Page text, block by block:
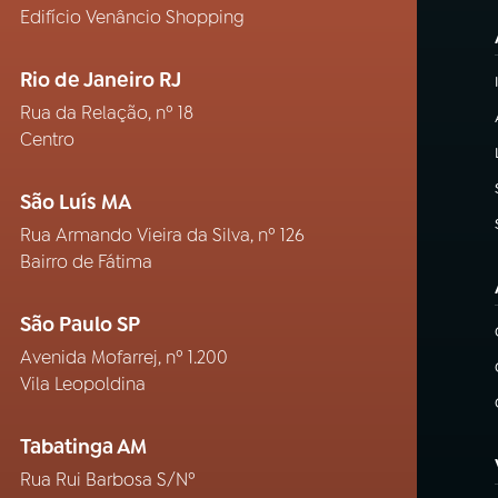
Edifício Venâncio Shopping
Rio de Janeiro RJ
Rua da Relação, nº 18
Centro
São Luís MA
Rua Armando Vieira da Silva, nº 126
Bairro de Fátima
São Paulo SP
Avenida Mofarrej, nº 1.200
Vila Leopoldina
Tabatinga AM
Rua Rui Barbosa S/Nº